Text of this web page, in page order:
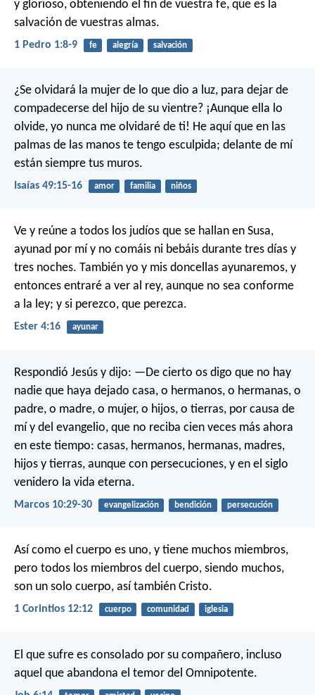
y glorioso, obteniendo el fin de vuestra fe, que es la
salvación de vuestras almas.
1 Pedro 1:8-9 fe alegría salvación
¿Se olvidará la mujer de lo que dio a luz, para dejar de
compadecerse del hijo de su vientre? ¡Aunque ella lo
olvide, yo nunca me olvidaré de ti! He aquí que en las
palmas de las manos te tengo esculpida; delante de mí
están siempre tus muros.
Isaías 49:15-16 amor familia niños
Ve y reúne a todos los judíos que se hallan en Susa,
ayunad por mí y no comáis ni bebáis durante tres días y
tres noches. También yo y mis doncellas ayunaremos, y
entonces entraré a ver al rey, aunque no sea conforme
a la ley; y si perezco, que perezca.
Ester 4:16 ayunar
Respondió Jesús y dijo: —De cierto os digo que no hay
nadie que haya dejado casa, o hermanos, o hermanas, o
padre, o madre, o mujer, o hijos, o tierras, por causa de
mí y del evangelio, que no reciba cien veces más ahora
en este tiempo: casas, hermanos, hermanas, madres,
hijos y tierras, aunque con persecuciones, y en el siglo
venidero la vida eterna.
Marcos 10:29-30 evangelización bendición persecución
Así como el cuerpo es uno, y tiene muchos miembros,
pero todos los miembros del cuerpo, siendo muchos,
son un solo cuerpo, así también Cristo.
1 Corintios 12:12 cuerpo comunidad iglesia
El que sufre es consolado por su compañero, incluso
aquel que abandona el temor del Omnipotente.